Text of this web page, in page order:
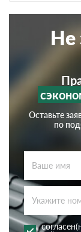
Не
Оставьте
по